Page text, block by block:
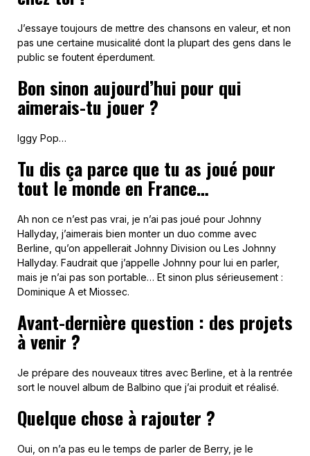
J’essaye toujours de mettre des chansons en valeur, et non
pas une certaine musicalité dont la plupart des gens dans le
public se foutent éperdument.
Bon sinon aujourd’hui pour qui
aimerais-tu jouer ?
Iggy Pop…
Tu dis ça parce que tu as joué pour
tout le monde en France…
Ah non ce n’est pas vrai, je n’ai pas joué pour Johnny
Hallyday, j’aimerais bien monter un duo comme avec
Berline, qu’on appellerait Johnny Division ou Les Johnny
Hallyday. Faudrait que j’appelle Johnny pour lui en parler,
mais je n’ai pas son portable… Et sinon plus sérieusement :
Dominique A et Miossec.
Avant-dernière question : des projets
à venir ?
Je prépare des nouveaux titres avec Berline, et à la rentrée
sort le nouvel album de Balbino que j’ai produit et réalisé.
Quelque chose à rajouter ?
Oui, on n’a pas eu le temps de parler de Berry, je le